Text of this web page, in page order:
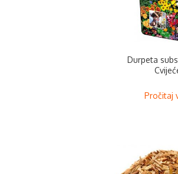
Durpeta
Pročitaj